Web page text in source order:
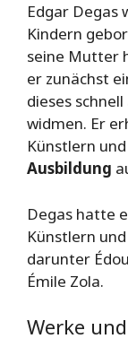
Edgar Degas
Kindern
seine Mutter
er zunächst
dieses
widmen. Er
Künstlern
Ausbildung
Degas hatte
Künstlern
darunter
Émile Zola.
Werke